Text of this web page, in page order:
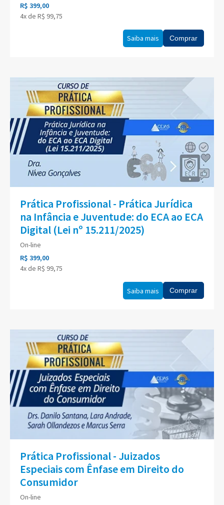
R$ 399,00
4x de R$ 99,75
Saiba mais Comprar
Prática Profissional - Prática Jurídica
na Infância e Juventude: do ECA ao ECA
Digital (Lei nº 15.211/2025)
On-line
R$ 399,00
4x de R$ 99,75
Saiba mais Comprar
Prática Profissional - Juizados
Especiais com Ênfase em Direito do
Consumidor
On-line